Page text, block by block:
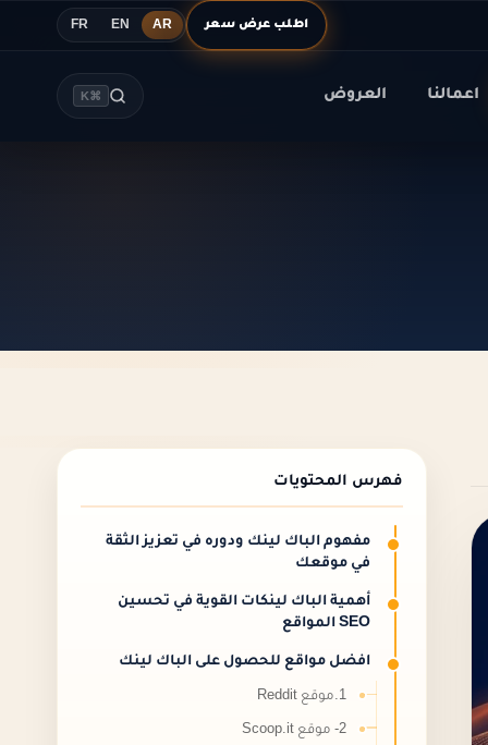
اطلب عرض سعر AR
EN
FR
اعمالنا العروض ⌘K
فهرس المحتويات
مفهوم الباك لينك ودوره في تعزيز الثقة
في موقعك
أهمية الباك لينكات القوية في تحسين
SEO المواقع
افضل مواقع للحصول على الباك لينك
1.موقع Reddit
2- موقع Scoop.it